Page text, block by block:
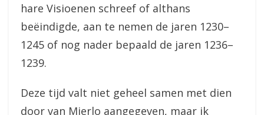
hare Visioenen schreef of althans
beëindigde, aan te nemen de jaren 1230–
1245 of nog nader bepaald de jaren 1236–
1239.
Deze tijd valt niet geheel samen met dien
door van Mierlo aangegeven, maar ik